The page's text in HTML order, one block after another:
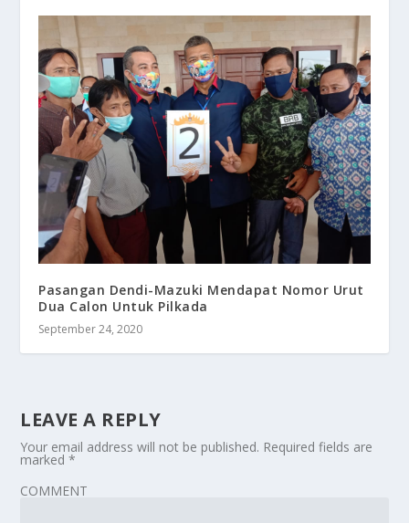
Pasangan Dendi-Mazuki Mendapat Nomor Urut
Dua Calon Untuk Pilkada
September 24, 2020
LEAVE A REPLY
Your email address will not be published. Required fields are
marked*
COMMENT